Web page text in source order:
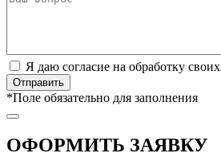
Я даю согласие на обработку своих
*Поле обязательно для заполнения
ОФОРМИТЬ ЗАЯВКУ